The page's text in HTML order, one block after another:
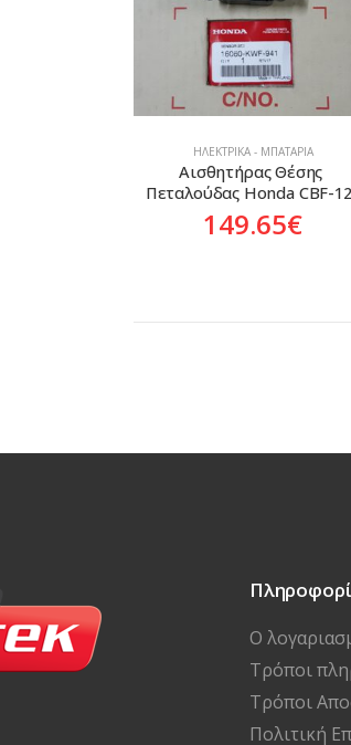
ΗΛΕΚΤΡΙΚΆ - ΜΠΑΤΑΡΊΑ
Αισθητήρας Θέσης
Πεταλούδας Honda CBF-
149.65€
Ο
Τρόποι
Τρόποι
Πολιτική